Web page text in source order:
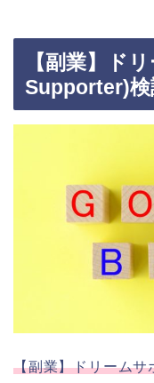
【副業】ド
Supporter)検
【副業】ドリーム